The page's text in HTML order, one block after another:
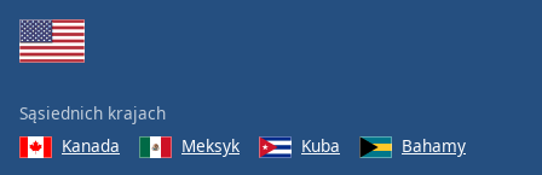
Sąsiednich krajach
Kanada
Meksyk Kuba
Bahamy